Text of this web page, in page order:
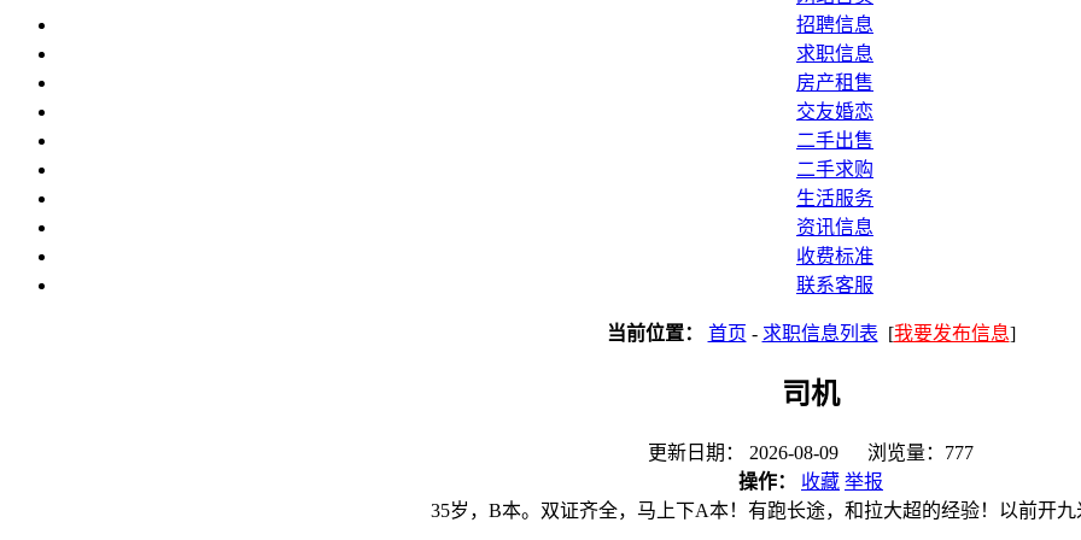
招聘信息
求职信息
房产租售
交友婚恋
二手出售
二手求购
生活服务
资讯信息
收费标准
联系客服
当前位置： 首页 - 求职信息列表 [我要发布信息]
司机
更新日期： 2026-08-09 浏览量：777
操作：
收藏 举报
35岁，B本。双证齐全，马上下A本！有跑长途，和拉大超的经验！以前开九